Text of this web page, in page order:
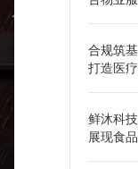
合规筑
打造医
鲜沐科
展现食